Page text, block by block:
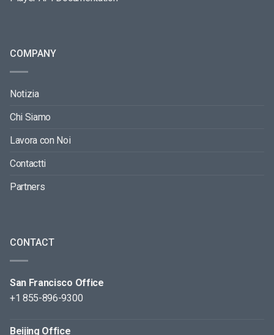
COMPANY
Notizia
Chi Siamo
Lavora con Noi
Contactti
Partners
CONTACT
San Francisco Office
+1 855-896-9300
Beijing Office